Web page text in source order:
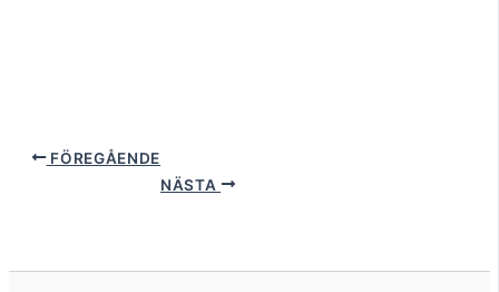
FÖREGÅENDE
NÄSTA